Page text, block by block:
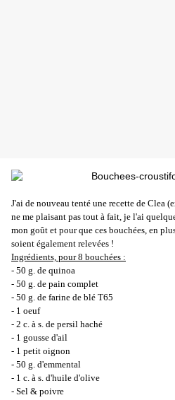
J'ai de nouveau tenté une recette de Clea
ne me plaisant pas tout à fait, je l'ai
mon goût et pour que ces bouchées, en
soient également relevées !
Ingrédients, pour 8 bouchées :
- 50 g. de quinoa
- 50 g. de pain complet
- 50 g. de farine de blé T65
- 1 oeuf
- 2 c. à s. de persil haché
- 1 gousse d'ail
- 1 petit oignon
- 50 g. d'emmental
- 1 c. à s. d'huile d'olive
- Sel & poivre